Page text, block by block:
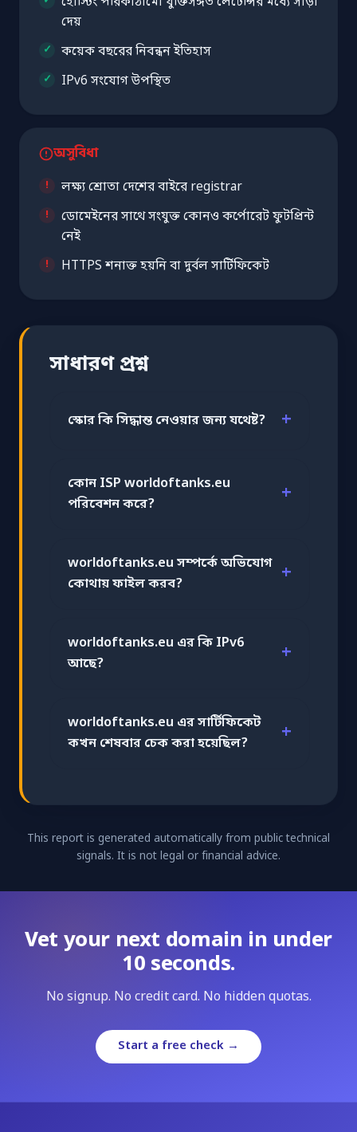
দেয়
কয়েক বছরের নিবন্ধন ইতিহাস
IPv6 সংযোগ উপস্থিত
অসুবিধা
লক্ষ্য শ্রোতা দেশের বাইরে registrar
ডোমেইনের সাথে সংযুক্ত কোনও কর্পোরেট ফুটপ্রিন্ট
নেই
HTTPS শনাক্ত হয়নি বা দুর্বল সার্টিফিকেট
সাধারণ প্রশ্ন
স্কোর কি সিদ্ধান্ত নেওয়ার জন্য যথেষ্ট?
কোন ISP worldoftanks.eu
পরিবেশন করে?
worldoftanks.eu সম্পর্কে অভিযোগ
কোথায় ফাইল করব?
worldoftanks.eu এর কি IPv6
আছে?
worldoftanks.eu এর সার্টিফিকেট
কখন শেষবার চেক করা হয়েছিল?
This report is generated automatically from public technical
signals. It is not legal or financial advice.
Vet your next domain in under
10 seconds.
No signup. No credit card. No hidden quotas.
Start a free check →